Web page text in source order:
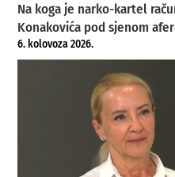
Na koga je narko-kartel
Konakovića pod sjenom
6. kolovoza 2026.